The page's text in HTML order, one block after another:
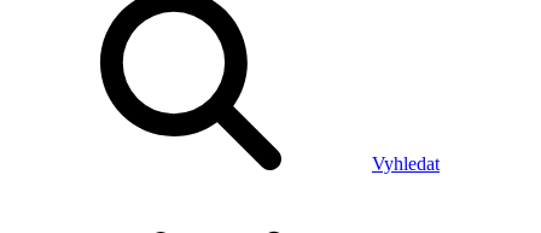
Vyhledat